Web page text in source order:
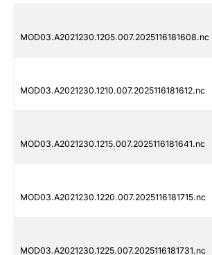
MOD03.A2021230.1205.007.2025116181608.nc
MOD03.A2021230.1210.007.2025116181612.nc
MOD03.A2021230.1215.007.2025116181641.nc
MOD03.A2021230.1220.007.2025116181715.nc
MOD03.A2021230.1225.007.2025116181731.nc